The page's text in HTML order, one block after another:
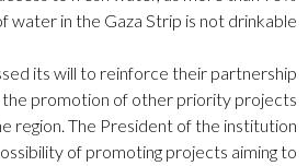
water in the Gaza Strip is not drinkable.
its will to reinforce their partnership
promotion of other priority projects
region. The President of the institution
of promoting projects aiming to